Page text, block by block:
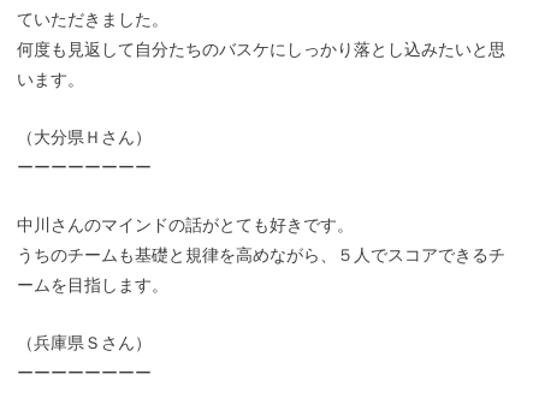
ていただきました。
何度も見返して自分たちのバスケにしっかり落とし込みたいと思
います。
（大分県Ｈさん）
ーーーーーーーー
中川さんのマインドの話がとても好きです。
うちのチームも基礎と規律を高めながら、５人でスコアできるチ
ームを目指します。
（兵庫県Ｓさん）
ーーーーーーーー